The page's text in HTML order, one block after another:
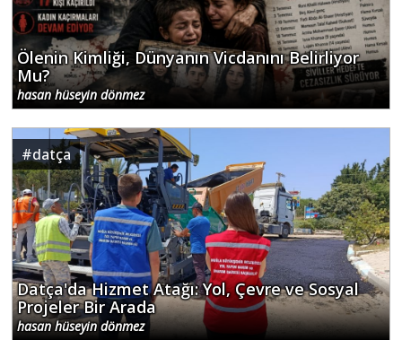
Ölenin Kimliği, Dünyanın Vicdanını Belirliyor
Mu?
hasan hüseyin dönmez
#datça
Datça'da Hizmet Atağı: Yol, Çevre ve Sosyal
Projeler Bir Arada
hasan hüseyin dönmez